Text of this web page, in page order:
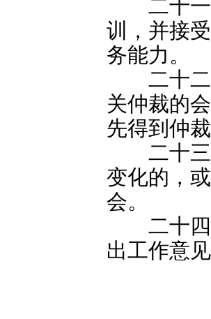
二十一
训，并接
务能力。
二十二
关仲裁的
先得到仲
二十三
变化的，
会。
二十四
出工作意